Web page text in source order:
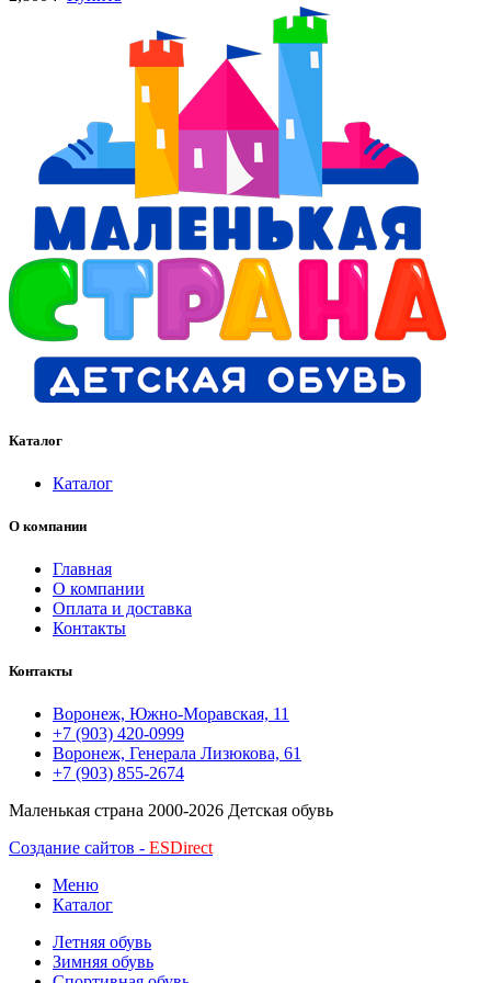
Каталог
Каталог
О компании
Главная
О компании
Оплата и доставка
Контакты
Контакты
Воронеж, Южно-Моравская, 11
+7 (903) 420-0999
Воронеж, Генерала Лизюкова, 61
+7 (903) 855-2674
Маленькая страна 2000-2026 Детская обувь
Создание сайтов - ESDirect
Меню
Каталог
Летняя обувь
Зимняя обувь